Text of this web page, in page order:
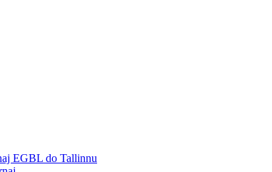
EGBL do Tallinnu